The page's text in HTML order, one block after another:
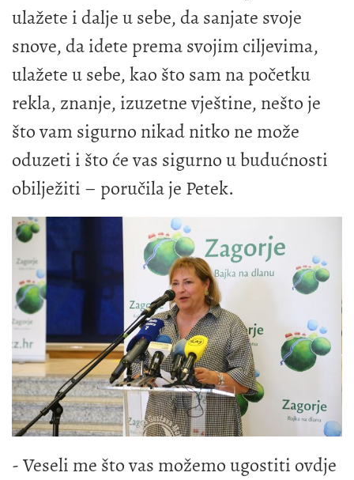
ulažete i dalje u sebe, da sanjate svoje
snove, da idete prema svojim ciljevima,
ulažete u sebe, kao što sam na početku
rekla, znanje, izuzetne vještine, nešto je
što vam sigurno nikad nitko ne može
oduzeti i što će vas sigurno u budućnosti
obilježiti – poručila je Petek.
- Veseli me što vas možemo ugostiti ovdje